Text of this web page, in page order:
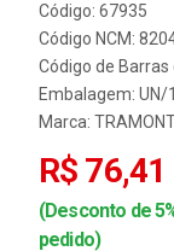
Código: 67935
Código NCM:
Código de
Embalagem: UN/1
Marca:
R$ 76,41
(Desconto de
pedido)